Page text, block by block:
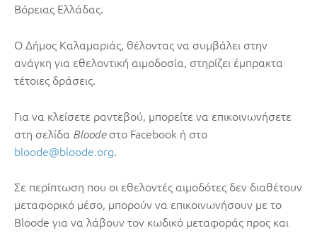
Βόρειας Ελλάδας.
Ο Δήμος Καλαμαριάς, θέλοντας να συμβάλει στην
ανάγκη για εθελοντική αιμοδοσία, στηρίζει έμπρακτα
τέτοιες δράσεις.
Για να κλείσετε ραντεβού, μπορείτε να επικοινωνήσετε
στη σελίδα Bloodeστο Facebook ή στο
bloode@bloode.org.
Σε περίπτωση που οι εθελοντές αιμοδότες δεν διαθέτουν
μεταφορικό μέσο, μπορούν να επικοινωνήσουν με το
Bloode για να λάβουν τον κωδικό μεταφοράς προς και